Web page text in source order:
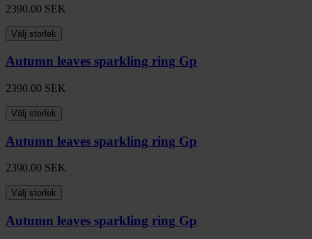
2390.00 SEK
Välj storlek
Autumn leaves sparkling ring Gp
2390.00 SEK
Välj storlek
Autumn leaves sparkling ring Gp
2390.00 SEK
Välj storlek
Autumn leaves sparkling ring Gp